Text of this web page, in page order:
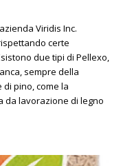
Viridis Inc.
certe
due tipi di Pellexo,
sempre della
di pino, come la
da lavorazione di legno